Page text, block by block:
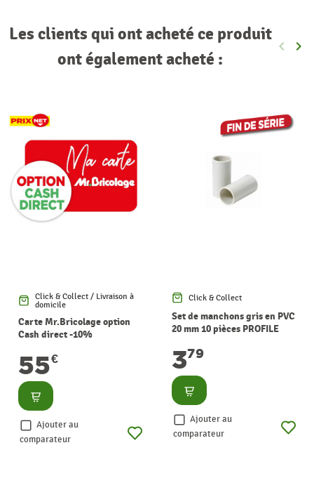
Les clients qui ont acheté ce produit
ont également acheté :
keyboard_arrow_left keyboard_arrow_right
Click & Collect / Livraison à
domicile
Carte Mr.Bricolage option
Cash direct -10%
55€
Consulter
Ajouter au
comparateur
Click & Collect
Set de manchons gris en PVC
20 mm 10 pièces PROFILE
379
Consulter
Ajouter au
comparateur